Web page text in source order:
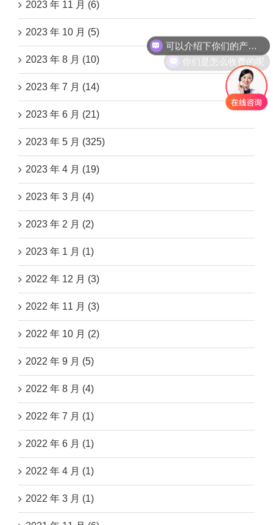
2023 年 11 月 (6)
2023 年 10 月 (5)
2023 年 8 月 (10)
2023 年 7 月 (14)
2023 年 6 月 (21)
2023 年 5 月 (325)
2023 年 4 月 (19)
2023 年 3 月 (4)
2023 年 2 月 (2)
2023 年 1 月 (1)
2022 年 12 月 (3)
2022 年 11 月 (3)
2022 年 10 月 (2)
2022 年 9 月 (5)
2022 年 8 月 (4)
2022 年 7 月 (1)
2022 年 6 月 (1)
2022 年 4 月 (1)
2022 年 3 月 (1)
你们是怎么收费的呢